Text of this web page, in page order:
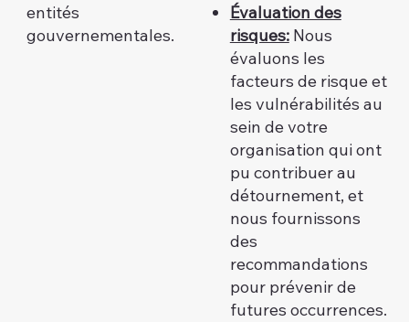
entités
gouvernementales.
Évaluation des
risques:Nous
évaluons les
facteurs de risque et
les vulnérabilités au
sein de votre
organisation qui ont
pu contribuer au
détournement, et
nous fournissons
des
recommandations
pour prévenir de
futures occurrences.